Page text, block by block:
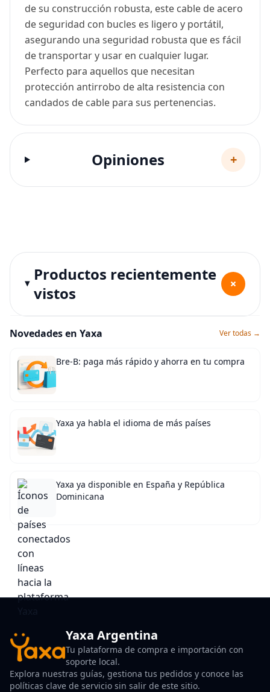
de su construcción robusta, este cable de acero
de seguridad con bucles es ligero y portátil,
asegurando una seguridad robusta que es fácil
de transportar y usar en cualquier lugar.
Perfecto para aquellos que necesitan
protección antirrobo de alta resistencia con
candados de cable para sus pertenencias.
Opiniones +
Productos recientemente
vistos
+
Novedades en Yaxa Ver todas →
Bre-B: paga más rápido y ahorra en tu compra
Yaxa ya habla el idioma de más países
Yaxa ya disponible en España y República
Dominicana
Yaxa Argentina
Tu plataforma de compra e importación con
soporte local.
Explora nuestras guías, gestiona tus pedidos y conoce las
políticas clave de servicio sin salir de este sitio.